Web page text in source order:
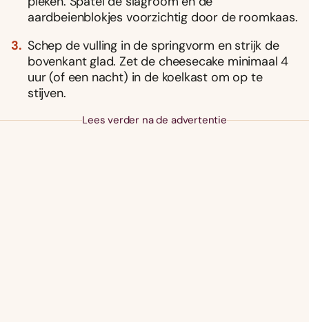
aardbeienblokjes voorzichtig door de roomkaas.
Schep de vulling in de springvorm en strijk de
bovenkant glad. Zet de cheesecake minimaal 4
uur (of een nacht) in de koelkast om op te
stijven.
Lees verder na de advertentie